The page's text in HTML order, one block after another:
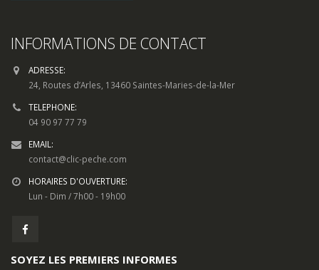
INFORMATIONS DE CONTACT
ADRESSE:
24, Routes d’Arles, 13460 Saintes-Maries-de-la-Mer
TELEPHONE:
04 90 97 77 79
EMAIL:
contact@clic-peche.com
HORAIRES D'OUVERTURE:
Lun - Dim / 7h00 - 19h00
SOYEZ LES PREMIERS INFORMES